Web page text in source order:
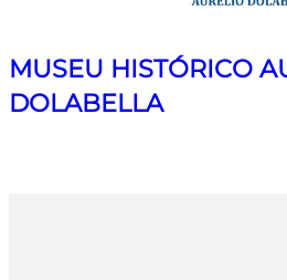
MUSEU HISTÓRICO
DOLABELLA